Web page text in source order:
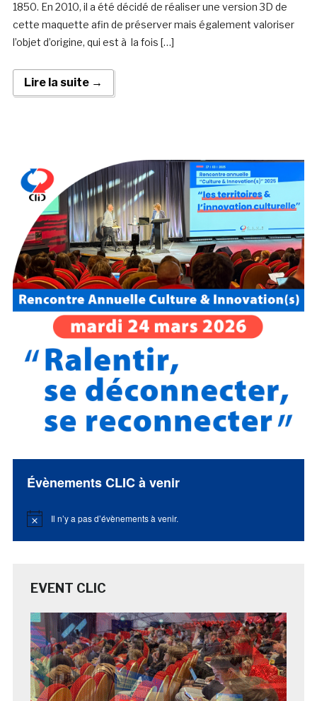
1850. En 2010, il a été décidé de réaliser une version 3D de
cette maquette afin de préserver mais également valoriser
l’objet d’origine, qui est à la fois […]
Lire la suite →
Évènements CLIC à venir
Notice Il n’y a pas d’évènements à venir.
EVENT CLIC